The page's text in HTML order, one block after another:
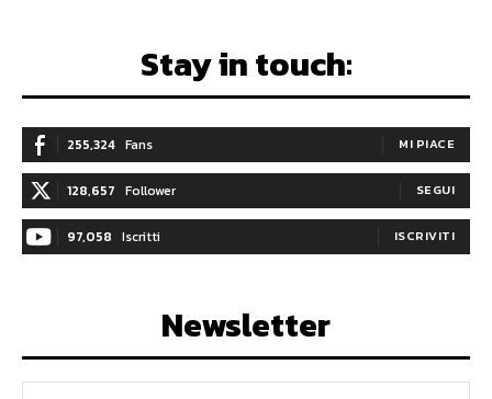
Stay in touch:
255,324 Fans MI PIACE
128,657 Follower SEGUI
97,058 Iscritti ISCRIVITI
Newsletter